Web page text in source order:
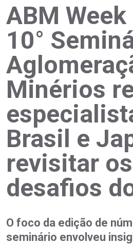
ABM
10°
Minérios
Brasil e
revisitar os
desafios
O foco da edição de
seminário envolveu